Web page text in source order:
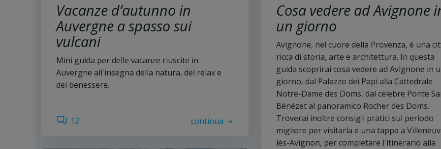
Vacanze d’autunno in
Auvergne a spasso sui
vulcani
Mini guida per delle vacanze riuscite in
Auvergne all'insegna della natura, del relax e
del benessere.
12 continua
Cosa vedere ad Avignone
un giorno
Avignone, nel cuore della Provenza, è una
ricca di storia, arte e architettura. In questa
guida scoprirai cosa vedere ad Avignone in
giorno, dal Palazzo dei Papi alla Cattedrale
Notre-Dame des Doms, dal celebre Ponte
Bénézet al panoramico Rocher des Doms.
Troverai inoltre consigli pratici sul periodo
migliore per visitarla e una tappa a
lès-Avignon, per completare l'itinerario alla